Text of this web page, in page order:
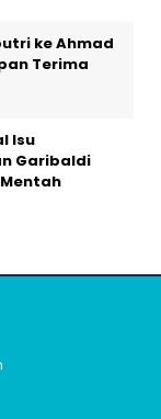
ke Ahmad
Terima
Isu
Garibaldi